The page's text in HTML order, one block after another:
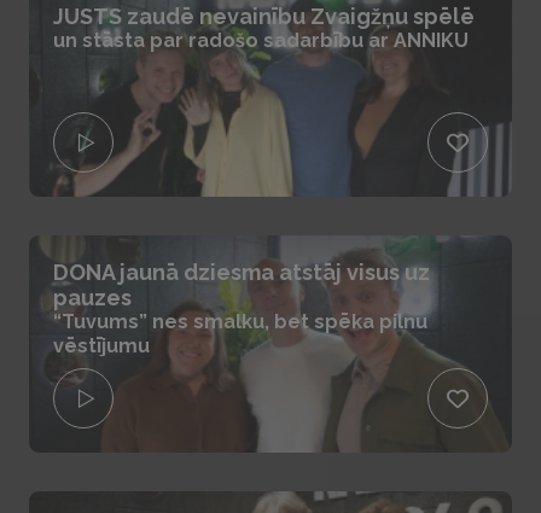
JUSTS zaudē nevainību Zvaigžņu spēlē
un stāsta par radošo sadarbību ar ANNIKU
DONA jaunā dziesma atstāj visus uz
pauzes
“Tuvums” nes smalku, bet spēka pilnu
vēstījumu